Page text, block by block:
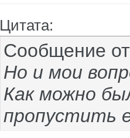
Цитата:
Сообщение
Но и мои
Как можно
пропустить